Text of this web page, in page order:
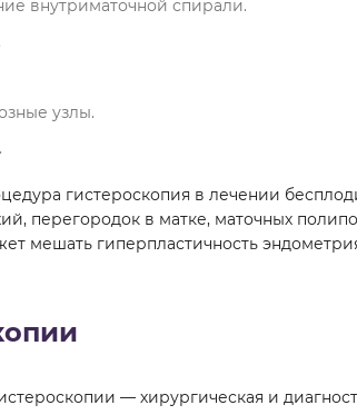
внутриматочной спирали.
узлы.
гистероскопия в лечении
перегородок в матке, маточных
мешать гиперпластичность
— хирургическая и